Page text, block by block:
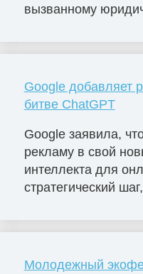
вызванному
Google добавляет
битве ChatGPT
Google заявила,
рекламу в свой
интеллекта для
стратегический
Молодежный